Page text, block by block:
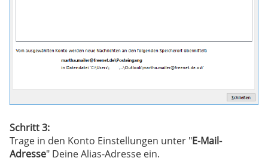
Schritt 3:
Trage in den Konto Einstellungen unter "E-Mail-
Adresse" Deine Alias-Adresse ein.